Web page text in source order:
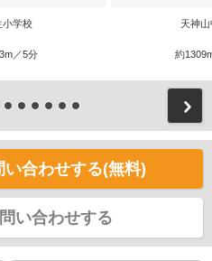
小学校
／5分
天神
約
い合わせする(無料)
い合わせする